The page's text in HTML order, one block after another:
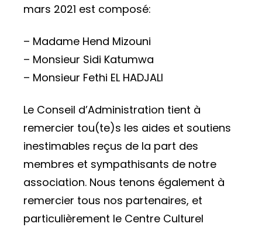
mars 2021 est composé:
– Madame Hend Mizouni
– Monsieur Sidi Katumwa
– Monsieur Fethi EL HADJALI
Le Conseil d’Administration tient à
remercier tou(te)s les aides et soutiens
inestimables reçus de la part des
membres et sympathisants de notre
association. Nous tenons également à
remercier tous nos partenaires, et
particulièrement le Centre Culturel